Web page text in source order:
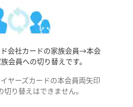
会社カードの家族会員→本会
会員への切り替えです。
ヤーズカードの本会員両矢印
り替えはできません。